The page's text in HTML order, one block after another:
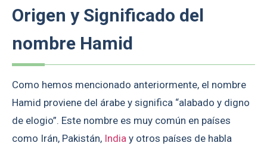
Origen y Significado del
nombre Hamid
Como hemos mencionado anteriormente, el nombre
Hamid proviene del árabe y significa “alabado y digno
de elogio”. Este nombre es muy común en países
como Irán, Pakistán, India y otros países de habla